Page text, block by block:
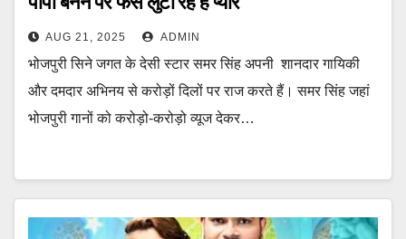
AUG 21, 2025 ADMIN
भोजपुरी सिने जगत के देसी स्टार समर सिंह अपनी शानदार गायिकी
और दमदार अभिनय से करोड़ों दिलों पर राज करते हैं। समर सिंह जहां
भोजपुरी गानों को करोड़ो-करोड़ो व्यूज देकर…